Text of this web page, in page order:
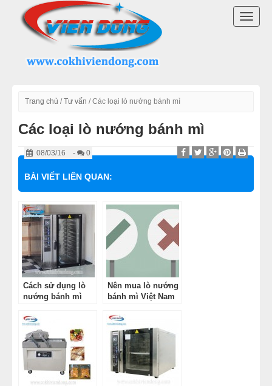
Trang chủ /Tư vấn /Các loại lò nướng bánh mì
Các loại lò nướng bánh mì
08/03/16 - 0
BÀI VIẾT LIÊN QUAN:
Cách sử dụng lò
nướng bánh mì
Nên mua lò nướng
bánh mì Việt Nam
Quốc?
DANH MỤC SẢN PHẨM
LÒ BÁNH MÌ ĐIỆN
LÒ NƯỚNG BÁNH MÌ CÔNG NGHIỆP
LÒ NƯỚNG BÁNH MÌ ĐỐI LƯU
LÒ NƯỚNG BÁNH MÌ XOAY
DÂY CHUYỀN LÀM BÁNH
MÁY TRỘN BỘT ĐÁNH TRỨNG
MÁY CHIA BỘT BÁNH MÌ
MÁY CÁN BỘT MÌ
MÁY SE BỘT LÀM BÁNH
TỦ Ủ BỘT LÀM BÁNH
TỦ TRƯNG BÀY BÁNH KEM